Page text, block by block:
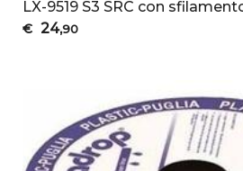
LX-9519 S3 SRC con
€ 24,90